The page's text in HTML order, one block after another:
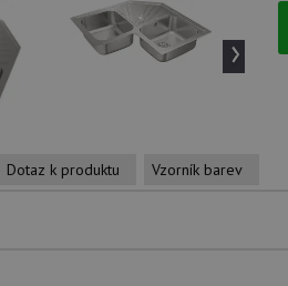
›
Dotaz k produktu Vzorník barev